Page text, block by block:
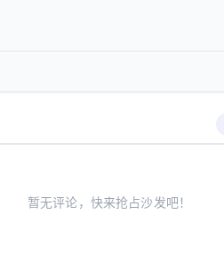
暂无评论，快来抢占沙发吧！